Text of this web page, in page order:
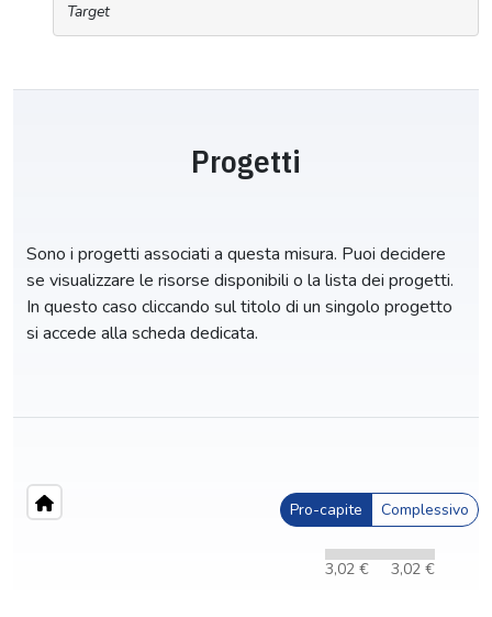
Target
Progetti
Sono i progetti associati a questa misura. Puoi decidere
se visualizzare le risorse disponibili o la lista dei progetti.
In questo caso cliccando sul titolo di un singolo progetto
si accede alla scheda dedicata.
Pro-capite Complessivo
3,02 € 3,02 €